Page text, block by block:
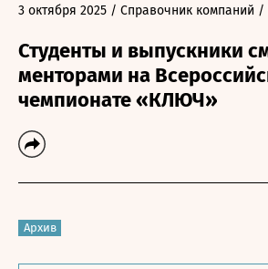
3 октября 2025 / Справочник компаний /
Студенты и выпускники
менторами на
чемпионате «КЛЮЧ»
Архив